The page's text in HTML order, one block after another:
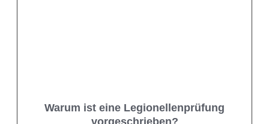
Warum ist eine Legionellenprüfung